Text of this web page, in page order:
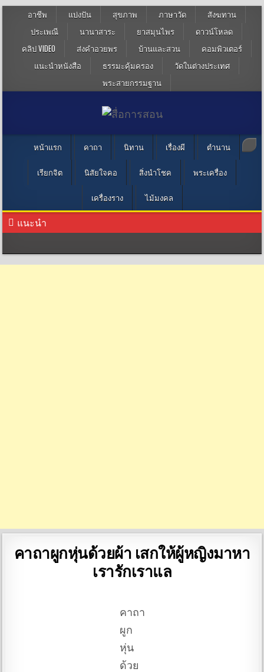
อาชีพ แบ่งปัน สุขภาพ ภาษาวัด
สังฆทาน
ประเพณี
นานาสาระ ยาสมุนไพร
ดาวน์โหลด
คลิป VIDEO
ส่งคำอวยพร บ้านและสวน
คอมพิวเตอร์
แนะนำหนังสือ
ธรรมะคุ้มครอง
วัดในต่างประเทศ
พระสายกรรมฐาน
หน้าแรก คาถา นิทาน เรื่องผี ตำนาน
เรียกจิต นิสัยใจคอ สิ่งนำโชค พระเครื่อง
เครื่องราง ไม้มงคล
แนะนำ
คาถาผูกหุ่นด้วยผ้า เสกให้ผู้หญิงมาหา
เรารักเราแล
คาถา
ผูก
หุ่น
ด้วย